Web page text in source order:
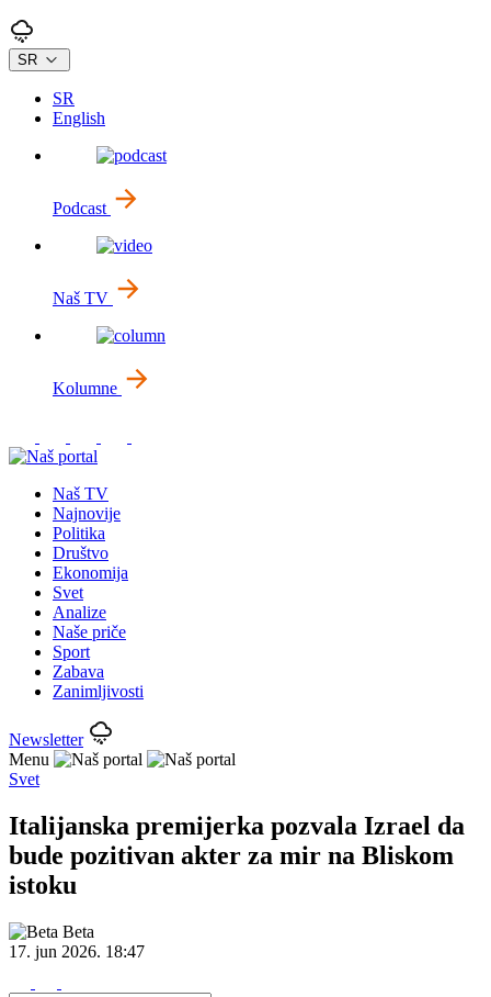
SR
SR
English
Podcast
Naš TV
Kolumne
Naš TV
Najnovije
Politika
Društvo
Ekonomija
Svet
Analize
Naše priče
Sport
Zabava
Zanimljivosti
Newsletter
Menu
Svet
Italijanska premijerka pozvala Izrael da
bude pozitivan akter za mir na Bliskom
istoku
Beta
17. jun 2026. 18:47